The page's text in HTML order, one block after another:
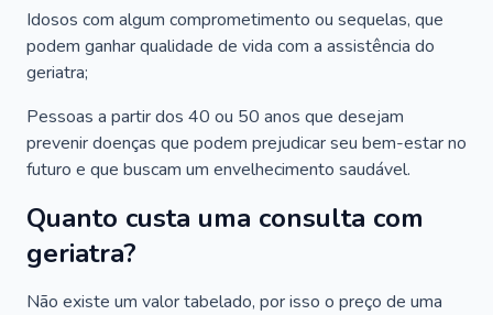
Idosos com algum comprometimento ou sequelas, que
podem ganhar qualidade de vida com a assistência do
geriatra;
Pessoas a partir dos 40 ou 50 anos que desejam
prevenir doenças que podem prejudicar seu bem-estar no
futuro e que buscam um envelhecimento saudável.
Quanto custa uma consulta com
geriatra?
Não existe um valor tabelado, por isso o preço de uma